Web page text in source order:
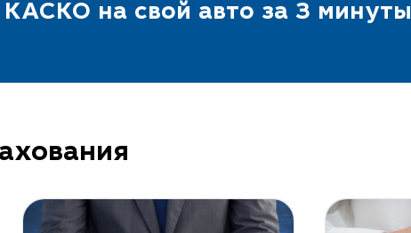
КАСКО на свой авто за 3 минуты